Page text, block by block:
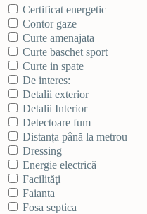
Certificat energetic
Contor gaze
Curte amenajata
Curte baschet sport
Curte in spate
De interes:
Detalii exterior
Detalii Interior
Detectoare fum
Distanța până la metrou
Dressing
Energie electrică
Facilităţi
Faianta
Fosa septica